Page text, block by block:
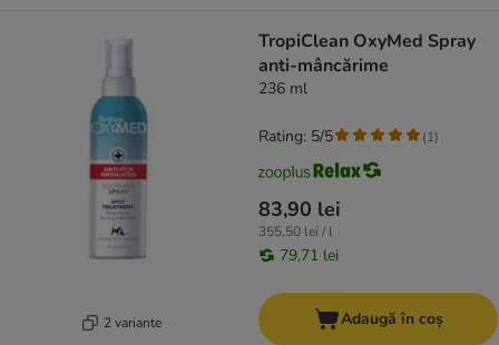
2 variante
TropiClean OxyMed Spray
anti-mâncărime
236 ml
83,90 lei
355,50 lei / l
79,71 lei
Rating: 5/5 (1)
Adaugă în coș